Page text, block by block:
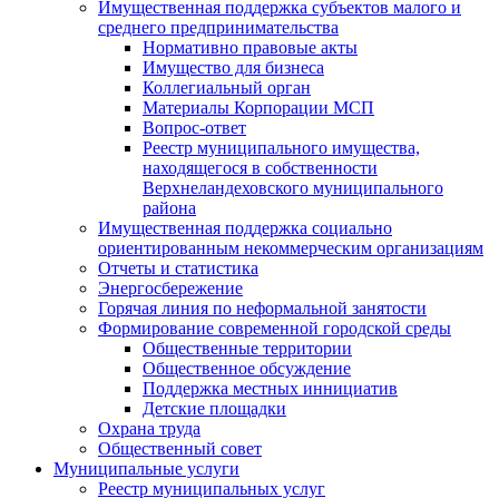
Имущественная поддержка субъектов малого и
среднего предпринимательства
Нормативно правовые акты
Имущество для бизнеса
Коллегиальный орган
Материалы Корпорации МСП
Вопрос-ответ
Реестр муниципального имущества,
находящегося в собственности
Верхнеландеховского муниципального
района
Имущественная поддержка социально
ориентированным некоммерческим организациям
Отчеты и статистика
Энергосбережение
Горячая линия по неформальной занятости
Формирование современной городской среды
Общественные территории
Общественное обсуждение
Поддержка местных иннициатив
Детские площадки
Охрана труда
Общественный совет
Муниципальные услуги
Реестр муниципальных услуг